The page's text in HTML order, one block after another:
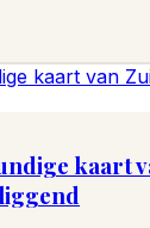
kaart